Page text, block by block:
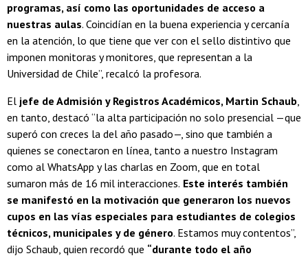
programas, así como las oportunidades de acceso a
nuestras aulas. Coincidían en la buena experiencia y cercanía
en la atención, lo que tiene que ver con el sello distintivo que
imponen monitoras y monitores, que representan a la
Universidad de Chile”, recalcó la profesora.
El jefe de Admisión y Registros Académicos, Martin Schaub,
en tanto, destacó “la alta participación no solo presencial —que
superó con creces la del año pasado—, sino que también a
quienes se conectaron en línea, tanto a nuestro Instagram
como al WhatsApp y las charlas en Zoom, que en total
sumaron más de 16 mil interacciones. Este interés también
se manifestó en la motivación que generaron los nuevos
cupos en las vías especiales para estudiantes de colegios
técnicos, municipales y de género. Estamos muy contentos”,
dijo Schaub, quien recordó que “durante todo el año